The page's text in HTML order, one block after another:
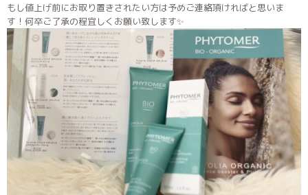
もし値上げ前にお取り置きされたい方は予めご連絡頂ければと思いま
す！何卒ご了承の程宜しくお願い致します✨